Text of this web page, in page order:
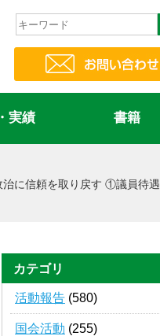
実績 書籍
治に信頼を取り戻す ①議員待遇
カテゴリ
活動報告 (580)
国会活動 (255)